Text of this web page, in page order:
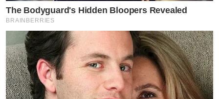
The Bodyguard's Hidden Bloopers Revealed
BRAINBERRIES